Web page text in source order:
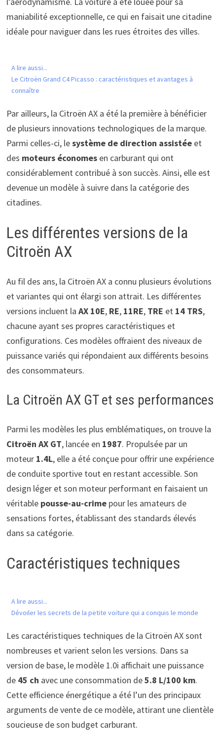
maniabilité exceptionnelle, ce qui en faisait une citadine
idéale pour naviguer dans les rues étroites des villes.
A lire aussi...
Le Citroën Grand C4 Picasso : caractéristiques et avantages à
connaître
Par ailleurs, la Citroën AX a été la première à bénéficier
de plusieurs innovations technologiques de la marque.
Parmi celles-ci, lesystème de direction assistéeet
des moteurs économesen carburant qui ont
considérablement contribué à son succès. Ainsi, elle est
devenue un modèle à suivre dans la catégorie des
citadines.
Les différentes versions de la
Citroën AX
Au fil des ans, la Citroën AX a connu plusieurs évolutions
et variantes qui ont élargi son attrait. Les différentes
versions incluent la AX 10E, RE, 11RE, TRE et 14 TRS,
chacune ayant ses propres caractéristiques et
configurations. Ces modèles offraient des niveaux de
puissance variés qui répondaient aux différents besoins
des consommateurs.
La Citroën AX GT et ses performances
Parmi les modèles les plus emblématiques, on trouve la
Citroën AX GT, lancée en 1987. Propulsée par un
moteur 1.4L, elle a été conçue pour offrir une expérience
de conduite sportive tout en restant accessible. Son
design léger et son moteur performant en faisaient un
véritable pousse-au-crimepour les amateurs de
sensations fortes, établissant des standards élevés
dans sa catégorie.
Caractéristiques techniques
A lire aussi...
Dévoiler les secrets de la petite voiture qui a conquis le monde
Les caractéristiques techniques de la Citroën AX sont
nombreuses et varient selon les versions. Dans sa
version de base, le modèle 1.0i affichait une puissance
de 45 ch avec une consommation de5.8 L/100 km.
Cette efficience énergétique a été l’un des principaux
arguments de vente de ce modèle, attirant une clientèle
soucieuse de son budget carburant.